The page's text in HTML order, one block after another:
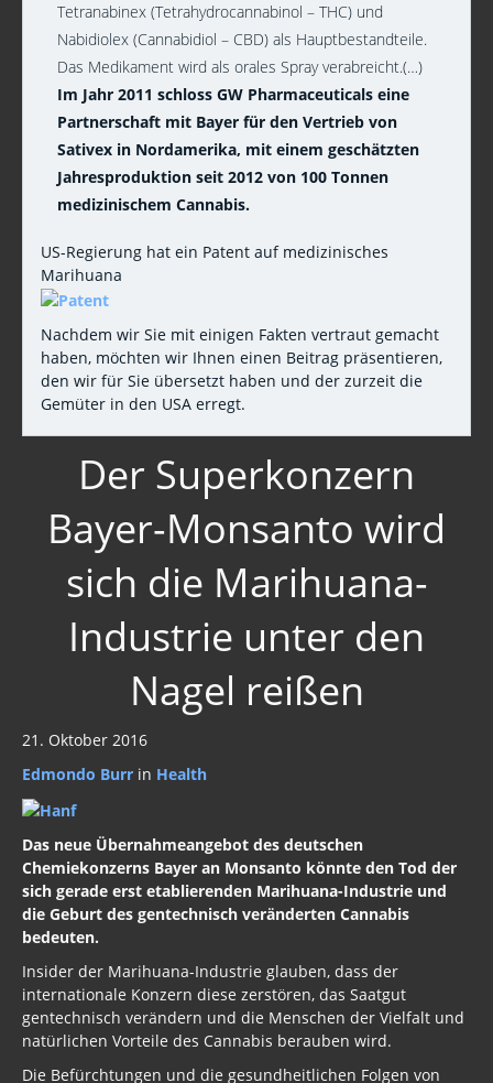
Tetranabinex (Tetrahydrocannabinol – THC) und
Nabidiolex (Cannabidiol – CBD) als Hauptbestandteile.
Das Medikament wird als orales Spray verabreicht.(…)
Im Jahr 2011 schloss GW Pharmaceuticals eine
Partnerschaft mit Bayer für den Vertrieb von
Sativex in Nordamerika, mit einem geschätzten
Jahresproduktion seit 2012 von 100 Tonnen
medizinischem Cannabis.
US-Regierung hat ein Patent auf medizinisches
Marihuana
Nachdem wir Sie mit einigen Fakten vertraut gemacht
haben, möchten wir Ihnen einen Beitrag präsentieren,
den wir für Sie übersetzt haben und der zurzeit die
Gemüter in den USA erregt.
Der Superkonzern
Bayer-Monsanto wird
sich die Marihuana-
Industrie unter den
Nagel reißen
21. Oktober 2016
Edmondo Burr in Health
Das neue Übernahmeangebot des deutschen
Chemiekonzerns Bayer an Monsanto könnte den Tod der
sich gerade erst etablierenden Marihuana-Industrie und
die Geburt des gentechnisch veränderten Cannabis
bedeuten.
Insider der Marihuana-Industrie glauben, dass der
internationale Konzern diese zerstören, das Saatgut
gentechnisch verändern und die Menschen der Vielfalt und
natürlichen Vorteile des Cannabis berauben wird.
Die Befürchtungen und die gesundheitlichen Folgen von